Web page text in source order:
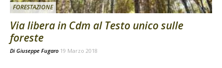
FORESTAZIONE
Via libera in Cdm al Testo unico sulle
foreste
Di Giuseppe Fugaro 19 Marzo 2018